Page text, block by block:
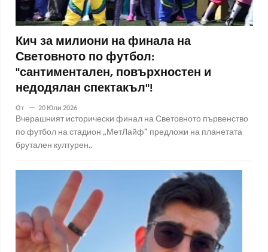
Кич за милиони на финала на
Световното по футбол:
"сантиментален, повърхностен и
недодялан спектакъл"!
От 20 Юли 2026
Вчерашният исторически финал на Световното първенство
по футбол на стадион „МетЛайф“ предложи на планетата
брутален културен..